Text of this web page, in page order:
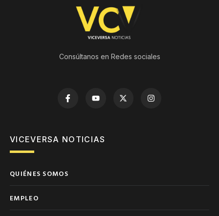
Consúltanos en Redes sociales
VICEVERSA NOTICIAS
QUIÉNES SOMOS
EMPLEO